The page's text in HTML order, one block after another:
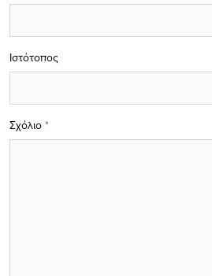
Σχόλιο *
Ιστότοπος